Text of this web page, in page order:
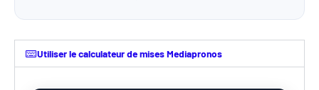
Utiliser le calculateur de mises Mediapronos